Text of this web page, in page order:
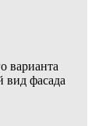
варианта
вид фасада